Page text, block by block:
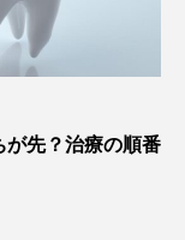
が先？治療の順番